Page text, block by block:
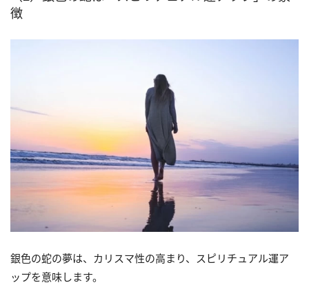
徴
銀色の蛇の夢は、カリスマ性の高まり、スピリチュアル運ア
ップを意味します。